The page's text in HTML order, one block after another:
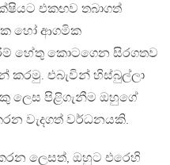
එකඟව තබාගත්
හෝ ආගමික
හේතු කොටගෙන සිරගතව
කරමු. එබැවින් හිස්බුල්ලා
ලෙස පිළිගැනීම ඔහුගේ
වැදගත් වර්ධනයකි.
ලෙසත්, ඔහුට එරෙහි